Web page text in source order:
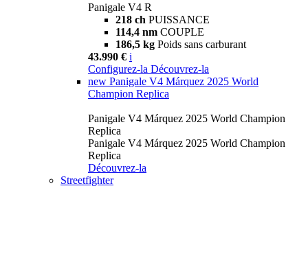
Panigale V4 R
218 ch PUISSANCE
114,4 nm COUPLE
186,5 kg Poids sans carburant
43.990 € i
Configurez-la Découvrez-la
new Panigale V4 Márquez 2025 World
Champion Replica
Panigale V4 Márquez 2025 World Champion
Replica
Panigale V4 Márquez 2025 World Champion
Replica
Découvrez-la
Streetfighter